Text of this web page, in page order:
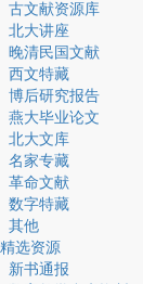
古文献资源库
北大讲座
晚清民国文献
西文特藏
博后研究报告
燕大毕业论文
北大文库
名家专藏
革命文献
数字特藏
其他
选资源
新书通报